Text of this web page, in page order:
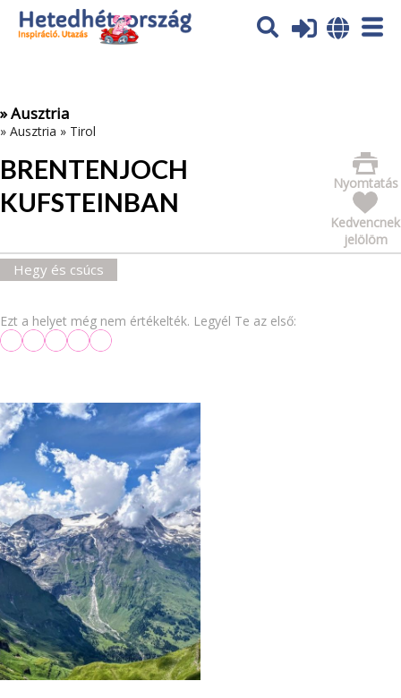
Az oldal sütiket (cookies) használ. További tájékoztatás itt:
Adatvédelmi tájékoztató
» Ausztria
» Ausztria » Tirol
BRENTENJOCH
KUFSTEINBAN
Nyomtatás
Kedvencnek
jelölöm
Hegy és csúcs
Ezt a helyet még nem értékelték. Legyél Te az első: